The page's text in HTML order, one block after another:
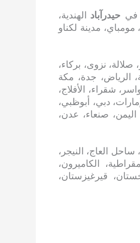
في حيدرآباد الهندية،
مدينة لكناو
نزوى، بركاء،
الرياض، جدة، مكة
شقراء، الأفلاج،
دبي، أبوظبي،
اليمن، صنعاء، عدن،
ساحل العاج، النيجر،
الكاميرون،
قيرغيزستان،